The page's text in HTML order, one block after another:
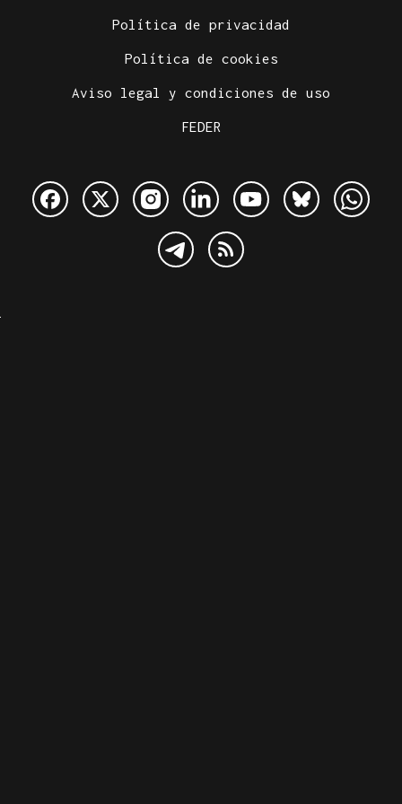
Política de privacidad
Política de cookies
Aviso legal y condiciones de uso
FEDER